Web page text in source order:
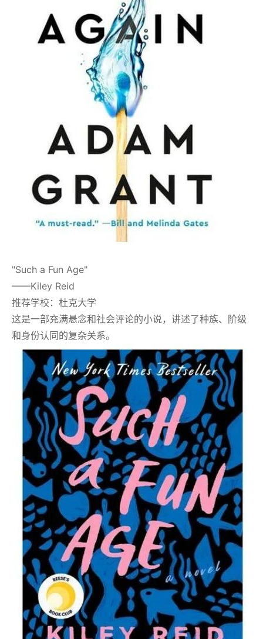
"Such a Fun Age"
——Kiley Reid
推荐学校：杜克大学
这是一部充满悬念和社会评论的小说，讲述了种族、阶级
和身份认同的复杂关系。